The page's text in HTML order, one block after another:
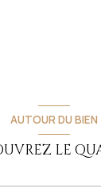
AUTOUR DU BIEN
LE